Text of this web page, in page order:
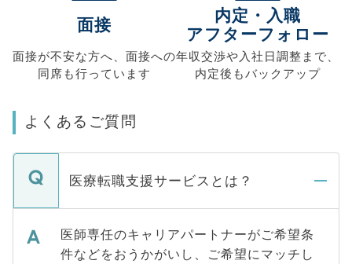
面接
面接が不安な方へ、 面接への
同席も行っています
内定・入職
アフターフォロー
年収交渉や入社日調整まで、
内定後もバックアップ
よくあるご質問
医療転職支援サービスとは？
医師専任のキャリアパートナーがご希望条
件などをおうかがいし、ご希望にマッチし